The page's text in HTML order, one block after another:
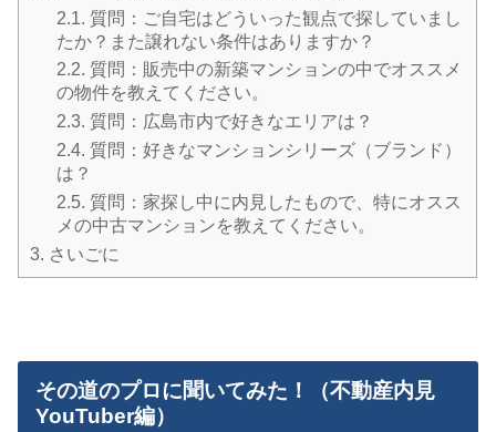
2.1. 質問：ご自宅はどういった観点で探していまし
たか？また譲れない条件はありますか？
2.2. 質問：販売中の新築マンションの中でオススメ
の物件を教えてください。
2.3. 質問：広島市内で好きなエリアは？
2.4. 質問：好きなマンションシリーズ（ブランド）
は？
2.5. 質問：家探し中に内見したもので、特にオスス
メの中古マンションを教えてください。
3. さいごに
その道のプロに聞いてみた！（不動産内見
YouTuber編）